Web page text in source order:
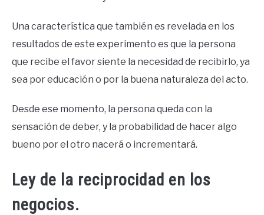
Una característica que también es revelada en los
resultados de este experimento es que la persona
que recibe el favor siente la necesidad de recibirlo, ya
sea por educación o por la buena naturaleza del acto.
Desde ese momento, la persona queda con la
sensación de deber, y la probabilidad de hacer algo
bueno por el otro nacerá o incrementará.
Ley de la reciprocidad en los
negocios.